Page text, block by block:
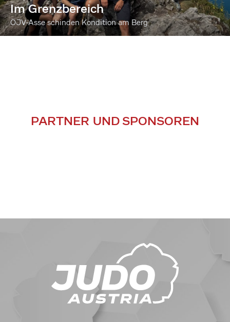
Im Grenzbereich
ÖJV-Asse schinden Kondition am Berg
PARTNER UND SPONSOREN